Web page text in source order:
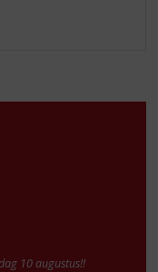
10 augustus!!